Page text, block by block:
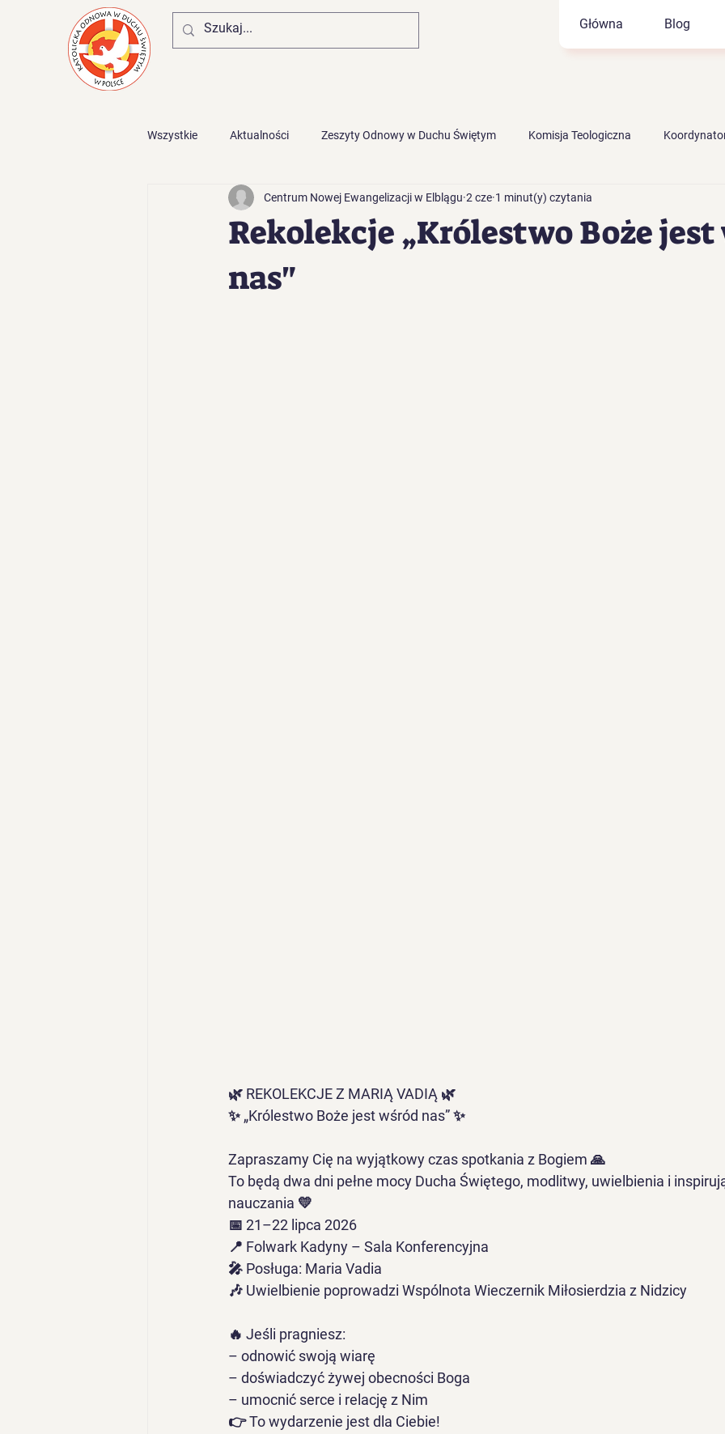
Główna Blog
Wszystkie Aktualności Zeszyty Odnowy w Duchu Świętym Komisja Teologiczna
Zaproszenia z diecezji
Rekolekcje „Królestwo Boże jest
nas"
Centrum Nowej Ewangelizacji w Elblągu 2 cze 1 minut(y) czytania
🌿 REKOLEKCJE Z MARIĄ VADIĄ 🌿
✨ „Królestwo Boże jest wśród nas” ✨
Zapraszamy Cię na wyjątkowy czas spotkania z Bogiem 🙏
To będą dwa dni pełne mocy Ducha Świętego, modlitwy, uwielbienia i
nauczania 💛
📅 21–22 lipca 2026
📍 Folwark Kadyny – Sala Konferencyjna
🎤 Posługa: Maria Vadia
🎶 Uwielbienie poprowadzi Wspólnota Wieczernik Miłosierdzia z Nidzicy
🔥 Jeśli pragniesz:
– odnowić swoją wiarę
– doświadczyć żywej obecności Boga
– umocnić serce i relację z Nim
👉 To wydarzenie jest dla Ciebie!